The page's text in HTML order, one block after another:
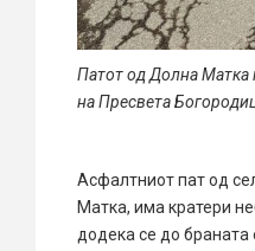
Патот од Долна Матка
на Пресвета
Асфалтниот пат од
Матка, има кратери
додека се до